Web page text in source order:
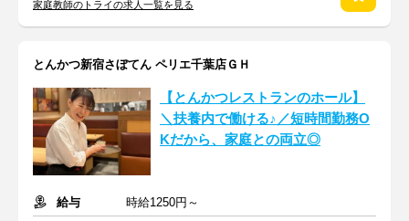
家庭教師のトライの求人一覧を見る
とんかつ新宿さぼてん ペリエ千葉店ＧＨ
【とんかつレストランのホール】
＼扶養内で働ける♪／短時間勤務O
Kだから、家庭との両立◎
給与
時給1250円～